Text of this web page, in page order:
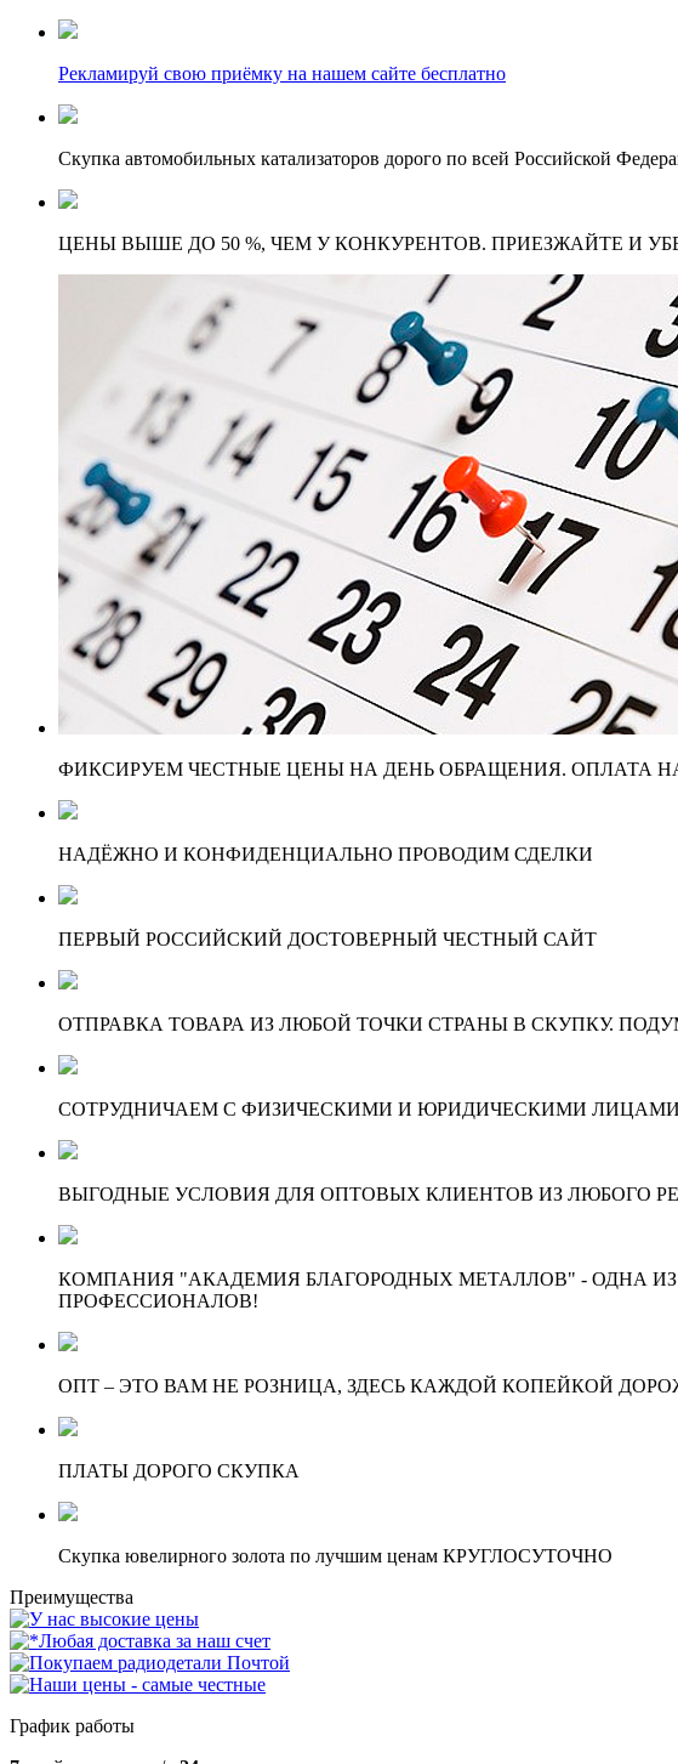
Рекламируй свою приёмку на нашем сайте бесплатно
Скупка автомобильных катализаторов дорого по всей Российской
ЦЕНЫ ВЫШЕ ДО 50 %, ЧЕМ У КОНКУРЕНТОВ. ПРИЕЗЖАЙТЕ И
ФИКСИРУЕМ ЧЕСТНЫЕ ЦЕНЫ НА ДЕНЬ ОБРАЩЕНИЯ. ОПЛАТА
НАДЁЖНО И КОНФИДЕНЦИАЛЬНО ПРОВОДИМ СДЕЛКИ
ПЕРВЫЙ РОССИЙСКИЙ ДОСТОВЕРНЫЙ ЧЕСТНЫЙ САЙТ
ОТПРАВКА ТОВАРА ИЗ ЛЮБОЙ ТОЧКИ СТРАНЫ В СКУПКУ.
СОТРУДНИЧАЕМ С ФИЗИЧЕСКИМИ И ЮРИДИЧЕСКИМИ ЛИЦАМИ
ВЫГОДНЫЕ УСЛОВИЯ ДЛЯ ОПТОВЫХ КЛИЕНТОВ ИЗ ЛЮБОГО
КОМПАНИЯ "АКАДЕМИЯ БЛАГОРОДНЫХ МЕТАЛЛОВ" - ОДНА
ПРОФЕССИОНАЛОВ!
ОПТ – ЭТО ВАМ НЕ РОЗНИЦА, ЗДЕСЬ КАЖДОЙ КОПЕЙКОЙ
ПЛАТЫ ДОРОГО СКУПКА
Скупка ювелирного золота по лучшим ценам КРУГЛОСУТОЧНО
Преимущества
График работы